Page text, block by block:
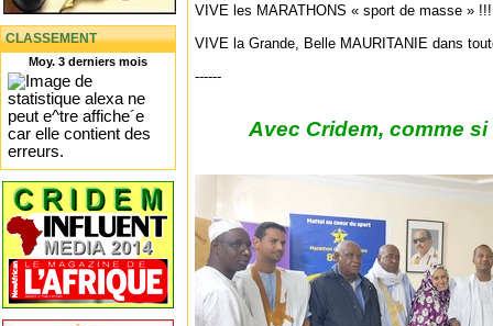
CLASSEMENT
Moy. 3 derniers mois
VIVE les MARATHONS « sport de masse » !!!
VIVE la Grande, Belle MAURITANIE dans
------
Avec Cridem, comme